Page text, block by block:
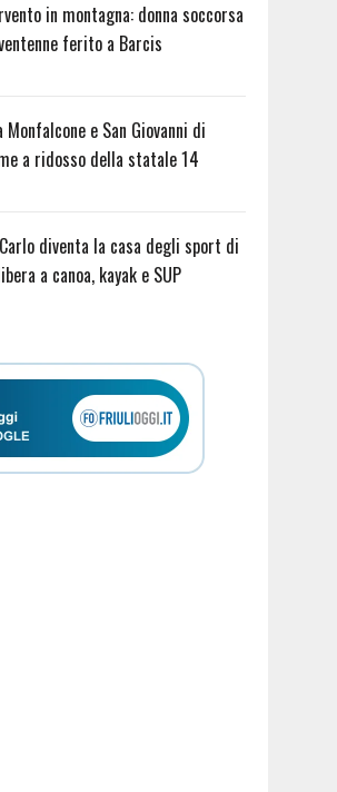
in montagna: donna soccorsa
ferito a Barcis
e San Giovanni di
a ridosso della statale 14
diventa la casa degli sport di
a canoa, kayak e SUP